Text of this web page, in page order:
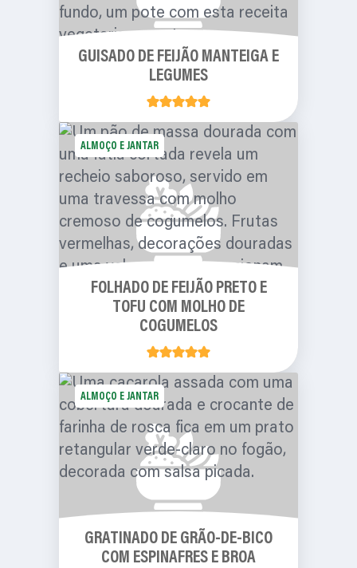
GUISADO DE FEIJÃO MANTEIGA E
LEGUMES
ALMOÇO E JANTAR
FOLHADO DE FEIJÃO PRETO E
TOFU COM MOLHO DE
COGUMELOS
ALMOÇO E JANTAR
GRATINADO DE GRÃO-DE-BICO
COM ESPINAFRES E BROA